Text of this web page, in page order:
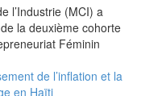
l’Industrie (MCI) a
la deuxième cohorte
Féminin
de l’inflation et la
en Haïti